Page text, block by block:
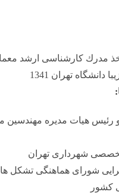
كارشناسی ارشد معماری از
تهران 1341
مدیره مهندسین مشاور
تهران
هماهنگی تشكل های